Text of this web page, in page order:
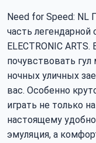
Need for Speed: NL
часть легендарной
ELECTRONIC
почувствовать
ночных уличных
вас. Особенно
играть не только
настоящему
эмуляция, а